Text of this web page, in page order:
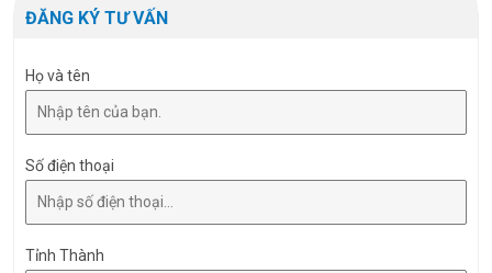
ĐĂNG KÝ TƯ VẤN
Họ và tên
Số điện thoại
Tỉnh Thành